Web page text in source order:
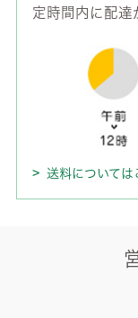
定時間内に配達
送料については